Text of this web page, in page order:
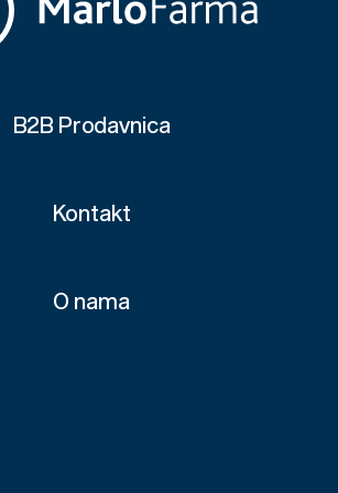
B2B Prodavnica
Kontakt
O nama